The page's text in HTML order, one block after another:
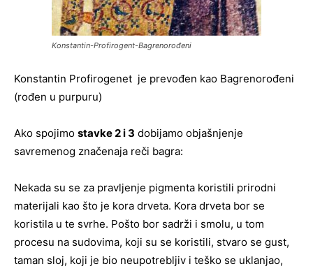
Konstantin-Profirogent-Bagrenorođeni
Konstantin Profirogenet je prevođen kao Bagrenorođeni
(rođen u purpuru)
Ako spojimo stavke 2 i 3 dobijamo objašnjenje
savremenog značenaja reči bagra:
Nekada su se za pravljenje pigmenta koristili prirodni
materijali kao što je kora drveta. Kora drveta bor se
koristila u te svrhe. Pošto bor sadrži i smolu, u tom
procesu na sudovima, koji su se koristili, stvaro se gust,
taman sloj, koji je bio neupotrebljiv i teško se uklanjao,